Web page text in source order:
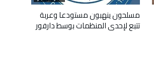
مسلحون ينهبون مستودعا وعربة
تتبع لإحدى المنظمات بوسط دارفور